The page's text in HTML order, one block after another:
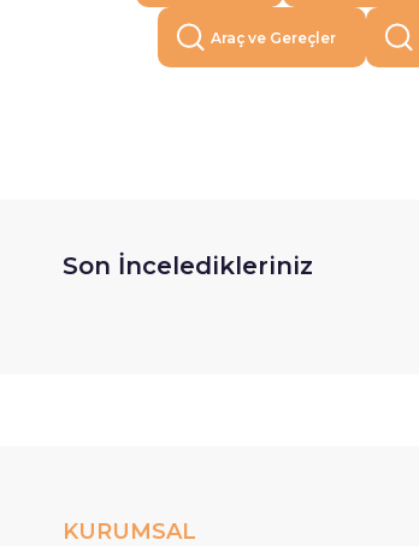
Araç ve Gereçler
Son İnceledikleriniz
KURUMSAL